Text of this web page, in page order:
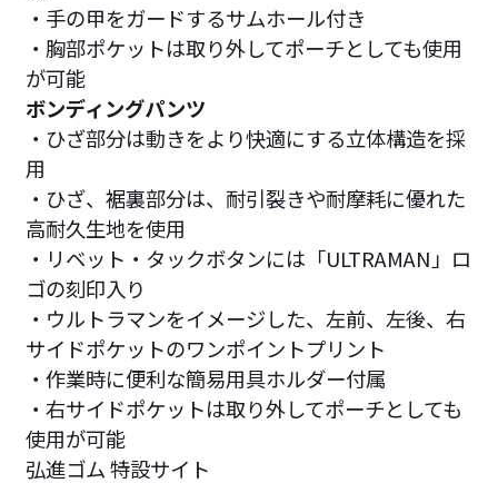
・手の甲をガードするサムホール付き
・胸部ポケットは取り外してポーチとしても使用
が可能
ボンディングパンツ
・ひざ部分は動きをより快適にする立体構造を採
用
・ひざ、裾裏部分は、耐引裂きや耐摩耗に優れた
高耐久生地を使用
・リベット・タックボタンには「ULTRAMAN」ロ
ゴの刻印入り
・ウルトラマンをイメージした、左前、左後、右
サイドポケットのワンポイントプリント
・作業時に便利な簡易用具ホルダー付属
・右サイドポケットは取り外してポーチとしても
使用が可能
弘進ゴム 特設サイト